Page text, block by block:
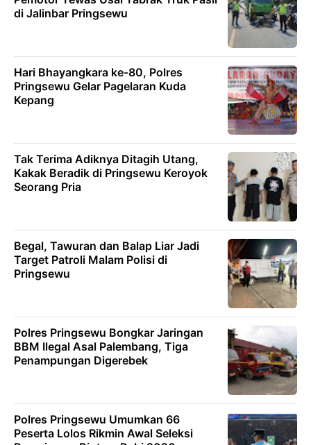
di Jalinbar Pringsewu
Hari Bhayangkara ke-80, Polres
Pringsewu Gelar Pagelaran Kuda
Kepang
Tak Terima Adiknya Ditagih Utang,
Kakak Beradik di Pringsewu Keroyok
Seorang Pria
Begal, Tawuran dan Balap Liar Jadi
Target Patroli Malam Polisi di
Pringsewu
Polres Pringsewu Bongkar Jaringan
BBM Ilegal Asal Palembang, Tiga
Penampungan Digerebek
Polres Pringsewu Umumkan 66
Peserta Lolos Rikmin Awal Seleksi